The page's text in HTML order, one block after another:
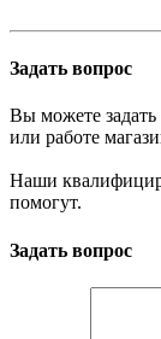
Задать вопрос
Вы можете
или работе
Наши
помогут.
Задать вопрос